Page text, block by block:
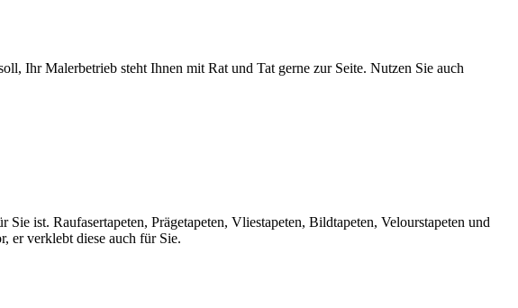
Ihr Malerbetrieb steht Ihnen mit Rat und Tat gerne zur Seite. Nutzen Sie auch
ist. Raufasertapeten, Prägetapeten, Vliestapeten, Bildtapeten, Velourstapeten und
er verklebt diese auch für Sie.